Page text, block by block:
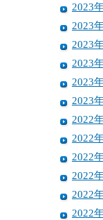
2023
2023
2023
2023
2023
2023
2022
2022
2022
2022
2022
2022